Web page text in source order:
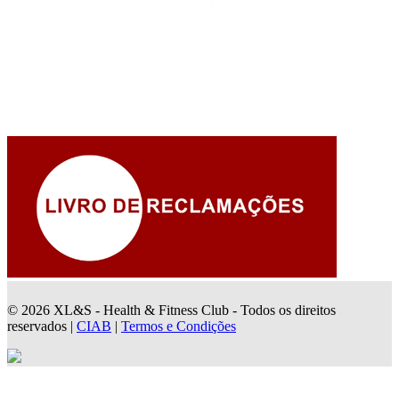
© 2026 XL&S - Health & Fitness Club - Todos os direitos
reservados | CIAB | Termos e Condições